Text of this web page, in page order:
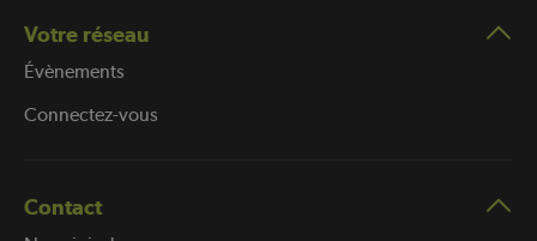
Votre réseau
Évènements
Connectez-vous
Contact